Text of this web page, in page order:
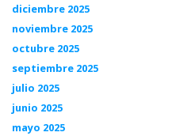
diciembre 2025
noviembre 2025
octubre 2025
septiembre 2025
julio 2025
junio 2025
mayo 2025